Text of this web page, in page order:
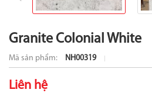
Granite Colonial White
Mã sản phẩm: NH00319
Liên hệ